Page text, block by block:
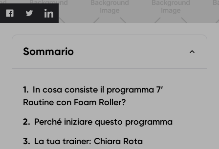
Sommario
In cosa consiste il programma 7’
Routine con Foam Roller?
Perché iniziare questo programma
La tua trainer: Chiara Rota